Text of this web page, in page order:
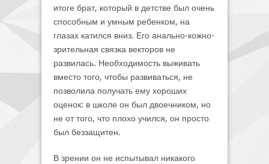
итоге брат, который в детстве был очень
способным и умным ребенком, на
глазах катился вниз. Его анально-кожно-
зрительная связка векторов не
развилась. Необходимость выживать
вместо того, чтобы развиваться, не
позволила получать ему хороших
оценок: в школе он был двоечником, но
не от того, что плохо учился, он просто
был беззащитен.
В зрении он не испытывал никакого